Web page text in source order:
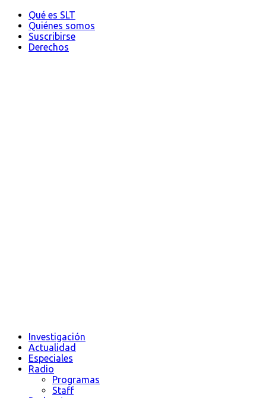
Qué es SLT
Quiénes somos
Suscribirse
Derechos
Investigación
Actualidad
Especiales
Radio
Programas
Staff